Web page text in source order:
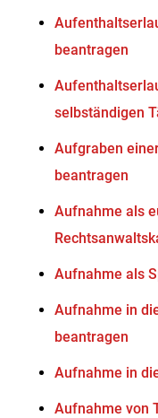
beantragen
selbständigen
Aufgraben
beantragen
Aufnahme als
Aufnahme als
Aufnahme in
beantragen
Aufnahme in
Aufnahme von